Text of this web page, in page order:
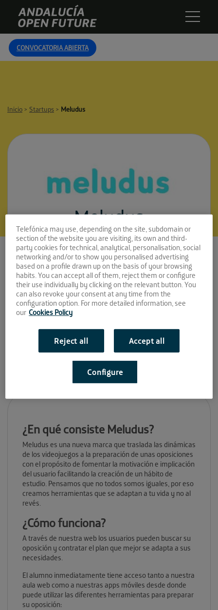
content
Andalucía
Open
Future
CONVOCATORIA ABIERTA
Inicio > Startups > Meludus
Meludus
Espacio:
EL CUBO
Convocatoria:
Octubre 2020
https://meludus.com/
¿En qué consiste Meludus?
Meludus es una nueva marca que traslada las dinámicas
de los videojuegos a la preparación de unas oposiciones
con el propósito de fomentar la motivación e implicación
del usuario facilitando la creación de un hábito de
estudio. Pensamos que no todos somos iguales, por eso
creamos herramientas que se adaptan a tu vida y no al
revés.
¿Cómo funciona?
A través de nuestra web los usuarios pueden buscar su
oposición y contratar el plan que mejor se adapta a sus
necesidades.
El alumno inmediatamente tiene acceso tanto a nuestra
aula web como a nuestras apps móviles desde donde
puede utilizar las diferentes herramientas para preparar
su oposición:
Telefónica may use, depending on the site, subdomain or
section of the website you are visiting, its own and third-
party cookies for technical, analytical, personalisation, social
networking and/or to show you personalised advertising
based on a profile drawn up on the basis of your browsing
habits. You can accept all of them, reject them or configure
their use individually by clicking on the relevant button. You
can also revoke your consent at any time from the
configuration option. For more detailed information, see
our Cookies Policy
Reject all Accept all
Configure